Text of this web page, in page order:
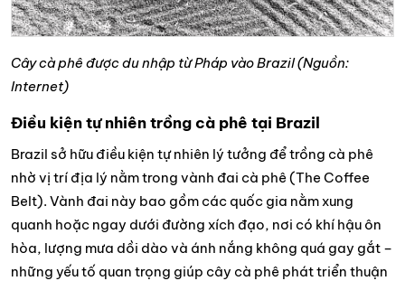
Cây cà phê được du nhập từ Pháp vào Brazil (Nguồn:
Internet)
Điều kiện tự nhiên trồng cà phê tại Brazil
Brazil sở hữu điều kiện tự nhiên lý tưởng để trồng cà phê
nhờ vị trí địa lý nằm trong vành đai cà phê (The Coffee
Belt). Vành đai này bao gồm các quốc gia nằm xung
quanh hoặc ngay dưới đường xích đạo, nơi có khí hậu ôn
hòa, lượng mưa dồi dào và ánh nắng không quá gay gắt –
những yếu tố quan trọng giúp cây cà phê phát triển thuận